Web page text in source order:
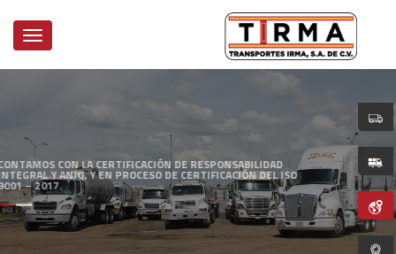
CONTAMOS CON LA CERTIFICACIÓN DE RESPONSABILIDAD
INTEGRAL Y ANIQ, Y EN PROCESO DE CERTIFICACIÓN DEL ISO
9001 – 2017.